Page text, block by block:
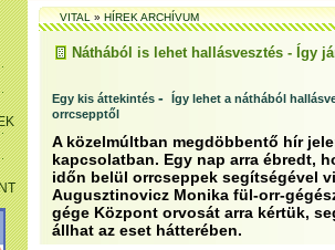
VITAL»HÍREK ARCHÍVUM
Náthából is lehet hallásvesztés - Így
Egy kis áttekintés - Így lehet a náthából
orrcsepptől
A közelmúltban megdöbbentő hír
kapcsolatban. Egy nap arra ébredt,
időn belül orrcseppek segítségével
Augusztinovicz Monika fül-orr-
gége Központ orvosát arra kértük,
állhat az eset hátterében.